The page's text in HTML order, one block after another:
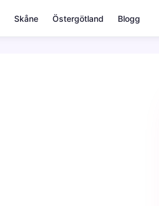
Skåne Östergötland Blogg